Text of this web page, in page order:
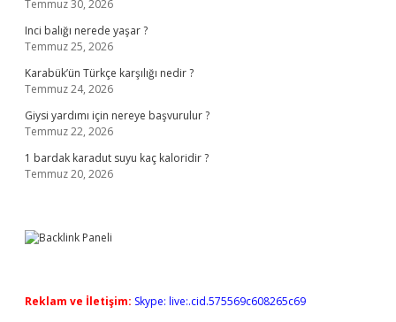
Temmuz 30, 2026
Inci balığı nerede yaşar ?
Temmuz 25, 2026
Karabük’ün Türkçe karşılığı nedir ?
Temmuz 24, 2026
Giysi yardımı için nereye başvurulur ?
Temmuz 22, 2026
1 bardak karadut suyu kaç kaloridir ?
Temmuz 20, 2026
Reklam ve İletişim: Skype: live:.cid.575569c608265c69